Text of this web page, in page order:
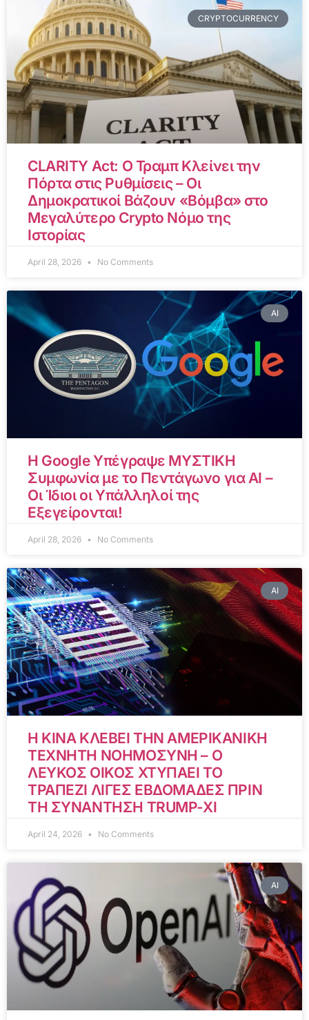
CRYPTOCURRENCY
CLARITY Act: Ο Τραμπ Κλείνει την
Πόρτα στις Ρυθμίσεις – Οι
Δημοκρατικοί Βάζουν «Βόμβα» στο
Μεγαλύτερο Crypto Νόμο της
Ιστορίας
April 28, 2026 No Comments
AI
Η Google Υπέγραψε ΜΥΣΤΙΚΗ
Συμφωνία με το Πεντάγωνο για AI –
Οι Ίδιοι οι Υπάλληλοί της
Εξεγείρονται!
April 28, 2026 No Comments
AI
Η ΚΙΝΑ ΚΛΕΒΕΙ ΤΗΝ ΑΜΕΡΙΚΑΝΙΚΗ
ΤΕΧΝΗΤΗ ΝΟΗΜΟΣΥΝΗ – Ο
ΛΕΥΚΟΣ ΟΙΚΟΣ ΧΤΥΠΑΕΙ ΤΟ
ΤΡΑΠΕΖΙ ΛΙΓΕΣ ΕΒΔΟΜΑΔΕΣ ΠΡΙΝ
ΤΗ ΣΥΝΑΝΤΗΣΗ TRUMP-XI
April 24, 2026 No Comments
AI